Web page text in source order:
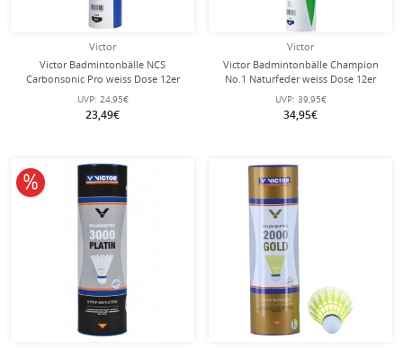
Victor
Victor Badmintonbälle NCS
Carbonsonic Pro weiss Dose 12er
UVP: 24,95€
23,49€
Victor
Victor Badmintonbälle Champion
No.1 Naturfeder weiss Dose 12er
UVP: 39,95€
34,95€
10% reduziert